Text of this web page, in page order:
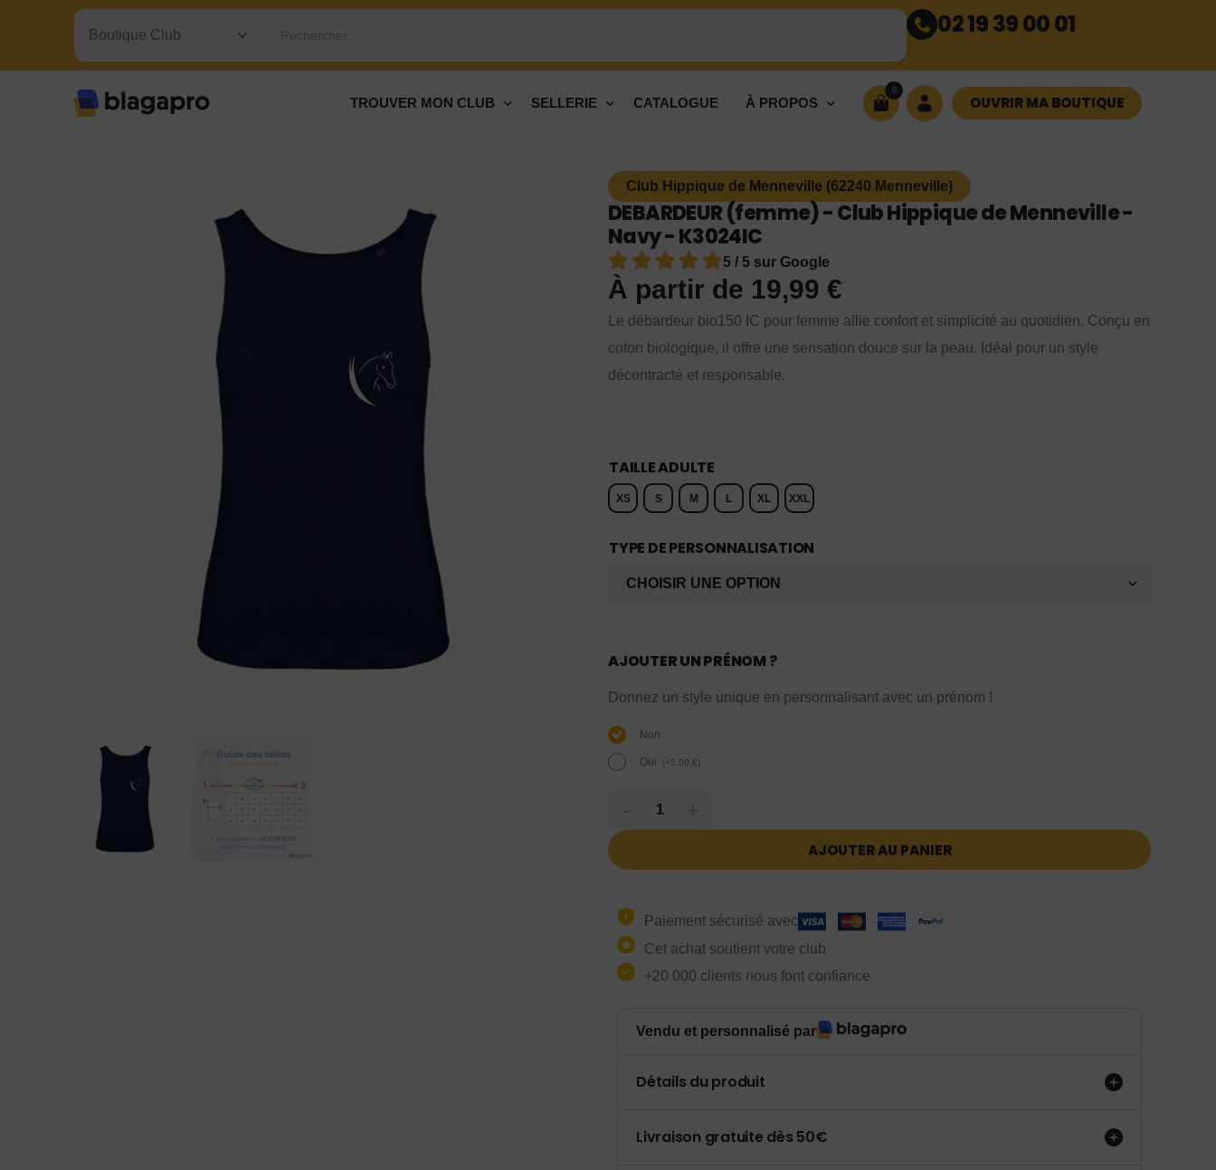
Rechercher… 02 19 39 00 01
TROUVER MON CLUB SELLERIE CATALOGUE À PROPOS
0
OUVRIR MA BOUTIQUE
Club Hippique de Menneville (62240 Menneville)
DEBARDEUR (femme) - Club Hippique de Menneville -
Navy - K3024IC
5 / 5 sur Google
À partir de 19,99 €
Le débardeur bio150 IC pour femme allie confort et simplicité au quotidien. Conçu en
coton biologique, il offre une sensation douce sur la peau. Idéal pour un style
décontracté et responsable.
TAILLE ADULTE
XS S M L XL XXL
TYPE DE PERSONNALISATION
AJOUTER UN PRÉNOM ?
Donnez un style unique en personnalisant avec un prénom !
Non
Oui. (+5,00 €)
AJOUTER AU PANIER
Paiement sécurisé avec
Cet achat soutient votre club
+20 000 clients nous font confiance
Vendu et personnalisé par
Détails du produit
Livraison gratuite dès 50€